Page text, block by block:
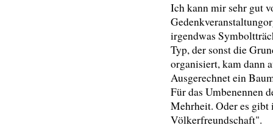
Ich kann mir sehr gut
irgendwas
Typ, der sonst die
organisiert, kam dann
Ausgerechnet ein
Für das Umbenennen
Mehrheit. Oder es gibt
Völkerfreundschaft".